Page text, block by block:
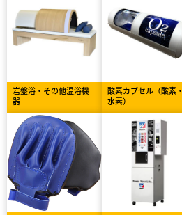
岩盤浴・その他温浴機
器
酸素カプセル（酸素・
水素）